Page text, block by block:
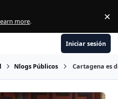
more. ×
Iniciar sesión
Nlogs Públicos Cartagena es